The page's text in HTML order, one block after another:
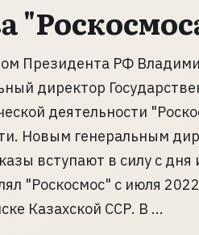
Президента РФ
директор
деятельности
Новым генеральным
вступают в силу с дня
"Роскосмос" с июля
Казахской ССР. В ...